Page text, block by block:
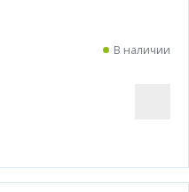
В наличии